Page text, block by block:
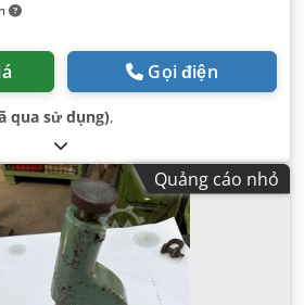
Gọi điện
qua sử dụng),
Quảng cáo nhỏ